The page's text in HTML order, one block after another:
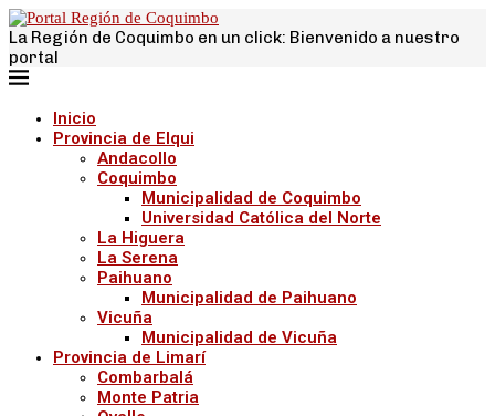
La Región de Coquimbo en un click: Bienvenido a nuestro
portal
Inicio
Provincia de Elqui
Andacollo
Coquimbo
Municipalidad de Coquimbo
Universidad Católica del Norte
La Higuera
La Serena
Paihuano
Municipalidad de Paihuano
Vicuña
Municipalidad de Vicuña
Provincia de Limarí
Combarbalá
Monte Patria